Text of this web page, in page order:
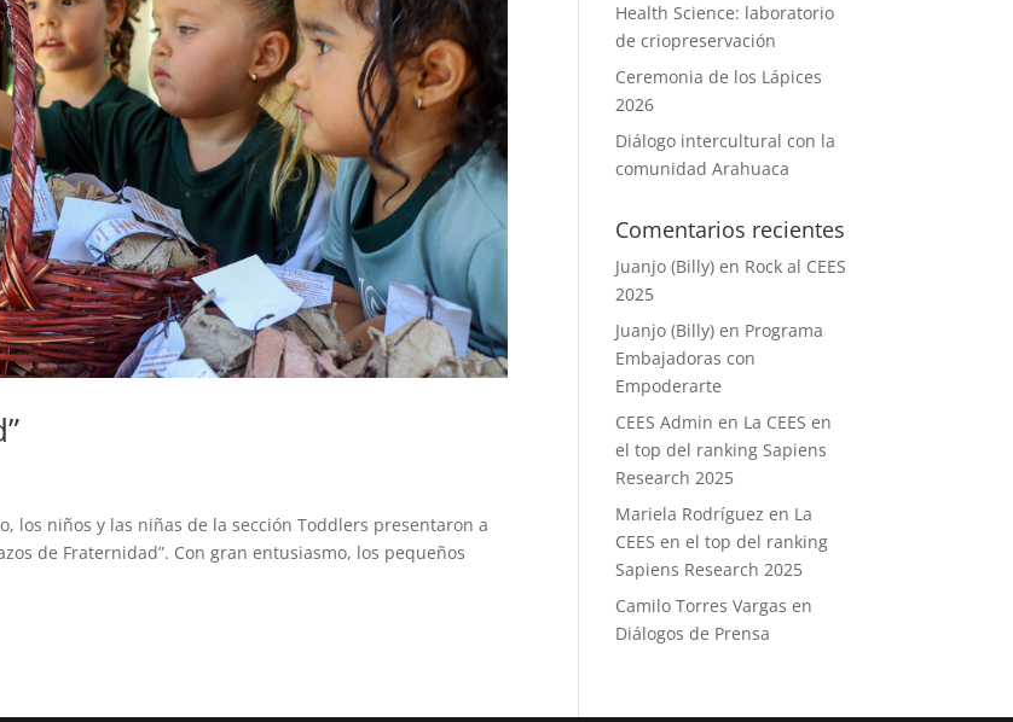
los niños y las niñas de la sección Toddlers presentaron a
de Fraternidad”. Con gran entusiasmo, los pequeños
Health Science: laboratorio
de criopreservación
Ceremonia de los Lápices
2026
Diálogo intercultural con la
comunidad Arahuaca
Comentarios recientes
Juanjo (Billy) en Rock al CEES
2025
Juanjo (Billy) en Programa
Embajadoras con
Empoderarte
CEES Admin en La CEES en
el top del ranking Sapiens
Research 2025
Mariela Rodríguez en La
CEES en el top del ranking
Sapiens Research 2025
Camilo Torres Vargas en
Diálogos de Prensa